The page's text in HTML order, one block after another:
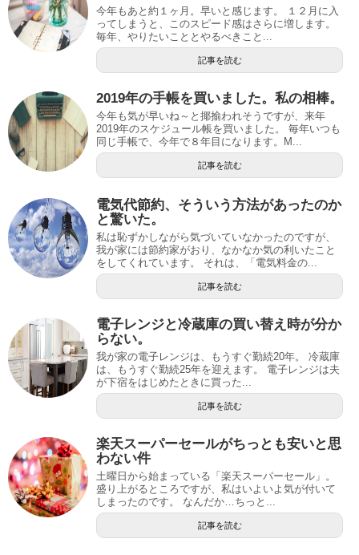
今年もあと約１ヶ月。早いと感じます。 １２月に入
ってしまうと、このスピード感はさらに増します。
毎年、やりたいこととやるべきこと...
記事を読む
2019年の手帳を買いました。私の相棒。
今年も気が早いね～と揶揄われそうですが、来年
2019年のスケジュール帳を買いました。 毎年いつも
同じ手帳で、今年で８年目になります。M...
記事を読む
電気代節約、そういう方法があったのか
と驚いた。
私は恥ずかしながら気づいていなかったのですが、
我が家には節約家がおり、なかなか気の利いたこと
をしてくれています。 それは、「電気料金の...
記事を読む
電子レンジと冷蔵庫の買い替え時が分か
らない。
我が家の電子レンジは、もうすぐ勤続20年。 冷蔵庫
は、もうすぐ勤続25年を迎えます。 電子レンジは夫
が下宿をはじめたときに買った...
記事を読む
楽天スーパーセールがちっとも安いと思
わない件
土曜日から始まっている「楽天スーパーセール」。
盛り上がるところですが、私はいよいよ気が付いて
しまったのです。 なんだか…ちっと...
記事を読む